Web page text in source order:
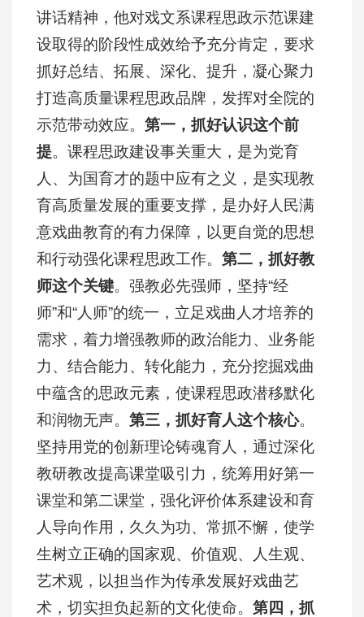
讲话精神，他对戏文系课程思政示范课建
设取得的阶段性成效给予充分肯定，要求
抓好总结、拓展、深化、提升，凝心聚力
打造高质量课程思政品牌，发挥对全院的
示范带动效应。 第一，抓好认识这个前
提。课程思政建设事关重大，是为党育
人、为国育才的题中应有之义，是实现教
育高质量发展的重要支撑，是办好人民满
意戏曲教育的有力保障，以更自觉的思想
和行动强化课程思政工作。 第二，抓好教
师这个关键。强教必先强师，坚持“经
师”和“人师”的统一，立足戏曲人才培养的
需求，着力增强教师的政治能力、业务能
力、结合能力、转化能力，充分挖掘戏曲
中蕴含的思政元素，使课程思政潜移默化
和润物无声。 第三，抓好育人这个核心。
坚持用党的创新理论铸魂育人，通过深化
教研教改提高课堂吸引力，统筹用好第一
课堂和第二课堂，强化评价体系建设和育
人导向作用，久久为功、常抓不懈，使学
生树立正确的国家观、价值观、人生观、
艺术观，以担当作为传承发展好戏曲艺
术，切实担负起新的文化使命。 第四，抓